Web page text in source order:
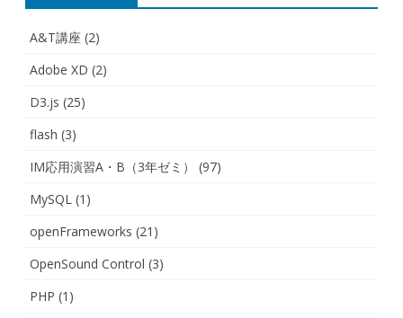
ン
A&T講座 (2)
Adobe XD (2)
D3.js (25)
flash (3)
IM応用演習A・B（3年ゼミ）
(97)
MySQL (1)
openFrameworks (21)
OpenSound Control (3)
PHP (1)